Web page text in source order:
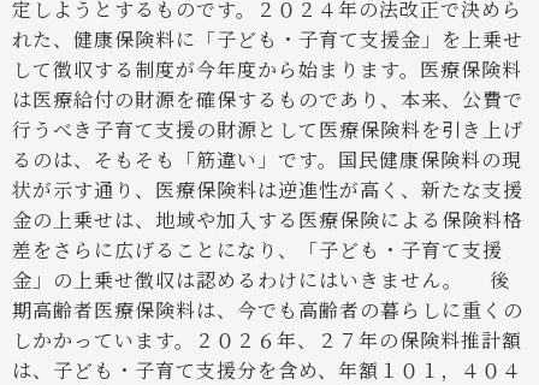
定しようとするものです。２０２４年の法改正で決めら
れた、健康保険料に「子ども・子育て支援金」を上乗せ
して徴収する制度が今年度から始まります。医療保険料
は医療給付の財源を確保するものであり、本来、公費で
行うべき子育て支援の財源として医療保険料を引き上げ
るのは、そもそも「筋違い」です。国民健康保険料の現
状が示す通り、医療保険料は逆進性が高く、新たな支援
金の上乗せは、地域や加入する医療保険による保険料格
差をさらに広げることになり、「子ども・子育て支援
金」の上乗せ徴収は認めるわけにはいきません。
後
期高齢者医療保険料は、今でも高齢者の暮らしに重くの
しかかっています。２０２６年、２７年の保険料推計額
は、子ども・子育て支援分を含め、年額１０１，４０４